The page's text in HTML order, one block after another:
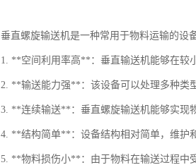
垂直螺旋输送机是一种常用于物料运输的设
1. **空间利用率高**：垂直输送机能够在较
2. **输送能力强**：该设备可以处理多种类
3. **连续输送**：垂直螺旋输送机能够实现
4. **结构简单**：设备结构相对简单，维护
5. **物料损伤小**：由于物料在输送过程中